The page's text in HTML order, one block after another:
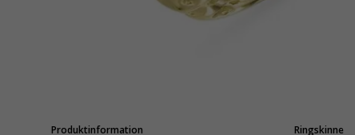
Produktinformation
Ringskinne